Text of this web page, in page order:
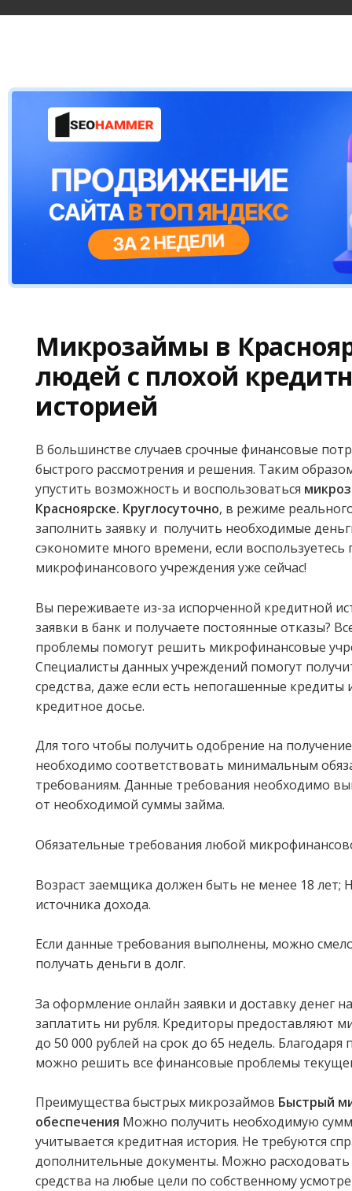
Микрозаймы в
людей с плохой
историей
В большинстве случаев срочные финансовые
быстрого рассмотрения и решения. Таким
упустить возможность и воспользоваться
Красноярске. Круглосуточно, в режиме
заполнить заявку и получить необходимые
сэкономите много времени, если
микрофинансового учреждения уже сейчас!
Вы переживаете из-за испорченной кредитной
заявки в банк и получаете постоянные отказы?
проблемы помогут решить микрофинансовые
Специалисты данных учреждений помогут
средства, даже если есть непогашенные кредиты
кредитное досье.
Для того чтобы получить одобрение на
необходимо соответствовать минимальным
требованиям. Данные требования необходимо
от необходимой суммы займа.
Обязательные требования любой
Возраст заемщика должен быть не менее 18 лет;
источника дохода.
Если данные требования выполнены, можно
получать деньги в долг.
За оформление онлайн заявки и доставку денег
заплатить ни рубля. Кредиторы предоставляют
до 50 000 рублей на срок до 65 недель. Благодаря
можно решить все финансовые проблемы
Преимущества быстрых микрозаймов Быстрый
обеспечения Можно получить необходимую
учитывается кредитная история. Не требуются
дополнительные документы. Можно
средства на любые цели по собственному